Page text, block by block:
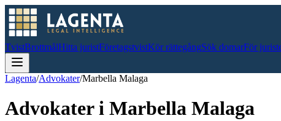
TvistBrottmålHitta juristFöretagstvistKör rättegångSök domarFör
Lagenta/Advokater/Marbella Malaga
Advokater i Marbella Malaga